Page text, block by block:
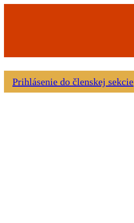
Prihlásenie do členskej sekcie